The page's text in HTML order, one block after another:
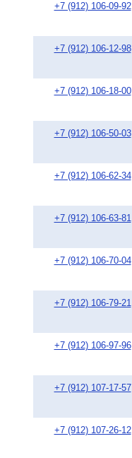
+7 (912) 106-09-92
+7 (912) 106-12-98
+7 (912) 106-18-00
+7 (912) 106-50-03
+7 (912) 106-62-34
+7 (912) 106-63-81
+7 (912) 106-70-04
+7 (912) 106-79-21
+7 (912) 106-97-96
+7 (912) 107-17-57
+7 (912) 107-26-12